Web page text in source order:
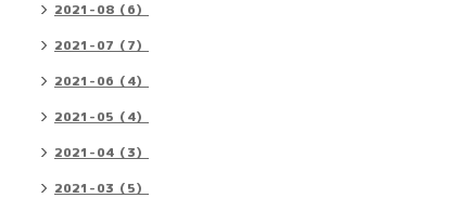
2021-08（6）
2021-07（7）
2021-06（4）
2021-05（4）
2021-04（3）
2021-03（5）